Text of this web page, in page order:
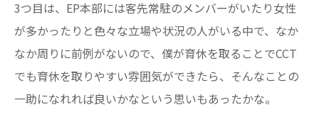
3つ目は、EP本部には客先常駐のメンバーがいたり女性
が多かったりと色々な立場や状況の人がいる中で、なか
なか周りに前例がないので、僕が育休を取ることでCCT
でも育休を取りやすい雰囲気ができたら、そんなことの
一助になれれば良いかなという思いもあったかな。